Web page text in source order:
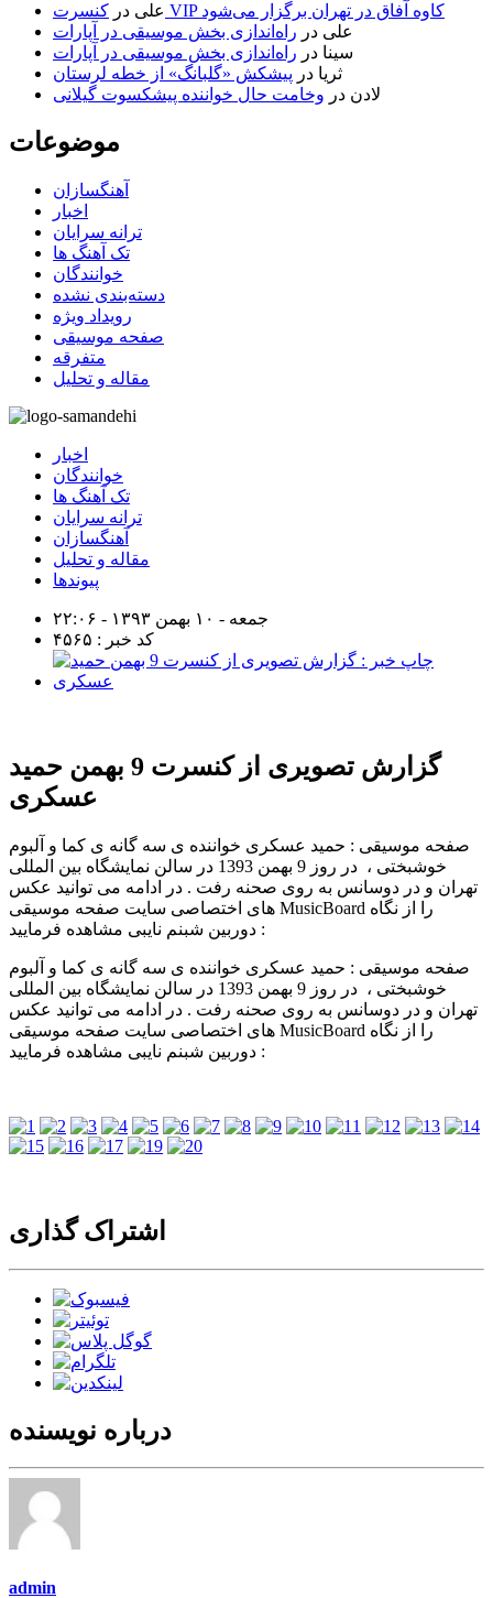
علی در
کنسرت VIP کاوه آفاق در تهران برگزار می‌شود
علی در راه‌اندازی بخش موسیقی در آپارات
سینا در راه‌اندازی بخش موسیقی در آپارات
ثریا در پیشکش «گلبانگ» از خطه لرستان
لادن در وخامت حال خواننده پیشکسوت گیلانی
موضوعات
آهنگسازان
اخبار
ترانه سرایان
تک آهنگ ها
خوانندگان
دسته‌بندی نشده
رویداد ویژه
صفحه موسیقی
متفرقه
مقاله و تحلیل
اخبار
خوانندگان
تک آهنگ ها
ترانه سرایان
آهنگسازان
مقاله و تحلیل
پیوندها
جمعه - ۱۰ بهمن ۱۳۹۳ - ۲۲:۰۶
کد خبر : ۴۵۶۵
گزارش تصویری از کنسرت 9 بهمن حمید
عسکری
صفحه موسیقی : حمید عسکری خواننده ی سه گانه ی کما و آلبوم
خوشبختی ، در روز 9 بهمن 1393 در سالن نمایشگاه بین المللی
تهران و در دوسانس به روی صحنه رفت . در ادامه می توانید عکس
های اختصاصی سایت صفحه موسیقی MusicBoard را از نگاه
دوربین شبنم نایبی مشاهده فرمایید :
صفحه موسیقی : حمید عسکری خواننده ی سه گانه ی کما و آلبوم
خوشبختی ، در روز 9 بهمن 1393 در سالن نمایشگاه بین المللی
تهران و در دوسانس به روی صحنه رفت . در ادامه می توانید عکس
های اختصاصی سایت صفحه موسیقی MusicBoard را از نگاه
دوربین شبنم نایبی مشاهده فرمایید :
اشتراک گذاری
درباره نویسنده
admin